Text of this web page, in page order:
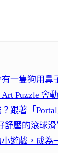
一隻狗用鼻
Puzzle 會
跟著「
舒壓的滾球
小遊戲，成